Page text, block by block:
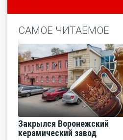
САМОЕ ЧИТАЕМОЕ
Закрылся Воронежский
керамический завод